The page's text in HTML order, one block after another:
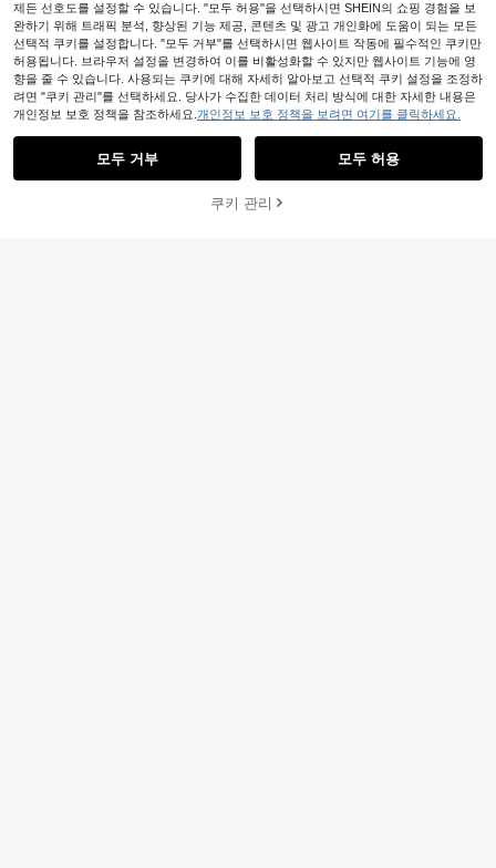
23% 할인!
제든 선호도를 설정할 수 있습니다. "모두 허용"을 선택하시면 SHEIN의 쇼핑 경험을 보
완하기 위해 트래픽 분석, 향상된 기능 제공, 콘텐츠 및 광고 개인화에 도움이 되는 모든
선택적 쿠키를 설정합니다. "모두 거부"를 선택하시면 웹사이트 작동에 필수적인 쿠키만
허용됩니다. 브라우저 설정을 변경하여 이를 비활성화할 수 있지만 웹사이트 기능에 영
향을 줄 수 있습니다. 사용되는 쿠키에 대해 자세히 알아보고 선택적 쿠키 설정을 조정하
려면 "쿠키 관리"를 선택하세요. 당사가 수집한 데이터 처리 방식에 대한 자세한 내용은
개인정보 보호 정책을 참조하세요. 개인정보 보호 정책을 보려면 여기를 클릭하세요.
모두 거부 모두 허용
쿠키 관리